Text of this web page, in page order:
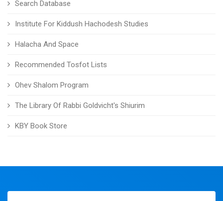
Search Database
Institute For Kiddush Hachodesh Studies
Halacha And Space
Recommended Tosfot Lists
Ohev Shalom Program
The Library Of Rabbi Goldvicht's Shiurim
KBY Book Store